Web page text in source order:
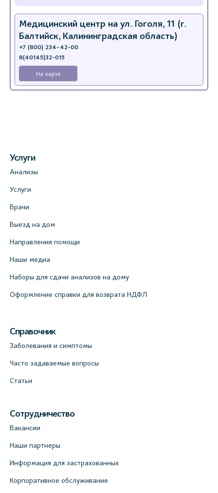
Медицинский центр на ул. Гоголя, 11 (г.
Балтийск, Калининградская область)
+7 (800) 234-42-00
8(40145)32-015
На карте
Услуги
Анализы
Услуги
Врачи
Выезд на дом
Направления помощи
Наши медиа
Наборы для сдачи анализов на дому
Оформление справки для возврата НДФЛ
Справочник
Заболевания и симптомы
Часто задаваемые вопросы
Статьи
Сотрудничество
Вакансии
Наши партнеры
Информация для застрахованных
Корпоративное обслуживание